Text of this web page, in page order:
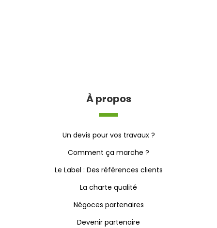
À propos
Un devis pour vos travaux ?
Comment ça marche ?
Le Label : Des références clients
La charte qualité
Négoces partenaires
Devenir partenaire